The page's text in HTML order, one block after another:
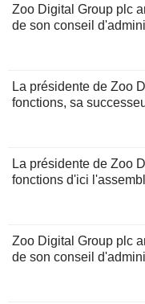
Zoo Digital Group plc
de son conseil
La présidente de Zoo
fonctions, sa
La présidente de Zoo
fonctions d'ici
Zoo Digital Group plc
de son conseil